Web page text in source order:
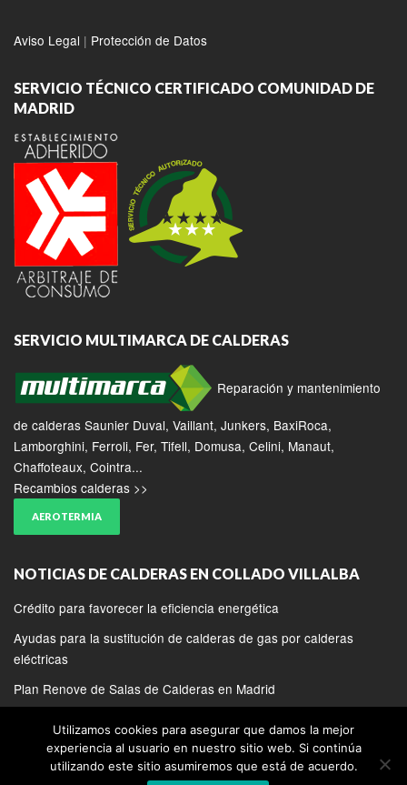
Utilizamos cookies para asegurar que damos la mejor
experiencia al usuario en nuestro sitio web. Si continúa
utilizando este sitio asumiremos que está de acuerdo.
Aviso Legal | Protección de Datos
SERVICIO TÉCNICO CERTIFICADO COMUNIDAD DE
MADRID
SERVICIO MULTIMARCA DE CALDERAS
Reparación y mantenimiento
de calderas Saunier Duval, Vaillant, Junkers, BaxiRoca,
Lamborghini, Ferroli, Fer, Tifell, Domusa, Celini, Manaut,
Chaffoteaux, Cointra...
Recambios calderas >>
AEROTERMIA
NOTICIAS DE CALDERAS EN COLLADO VILLALBA
Crédito para favorecer la eficiencia energética
Ayudas para la sustitución de calderas de gas por calderas
eléctricas
Plan Renove de Salas de Calderas en Madrid
COPYRIGHT 2020 | REPARACION DE CALDERAS EN COLLADO